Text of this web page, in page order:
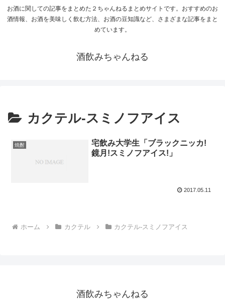
お酒に関しての記事をまとめた２ちゃんねるまとめサイトです。おすすめのお
酒情報、お酒を美味しく飲む方法、お酒の豆知識など、さまざまな記事をまと
めています。
酒飲みちゃんねる
カクテル-スミノフアイス
焼酎
宅飲み大学生「ブラックニッカ!
鏡月!スミノフアイス!」
2017.05.11
ホーム カクテル カクテル-スミノフアイス
酒飲みちゃんねる